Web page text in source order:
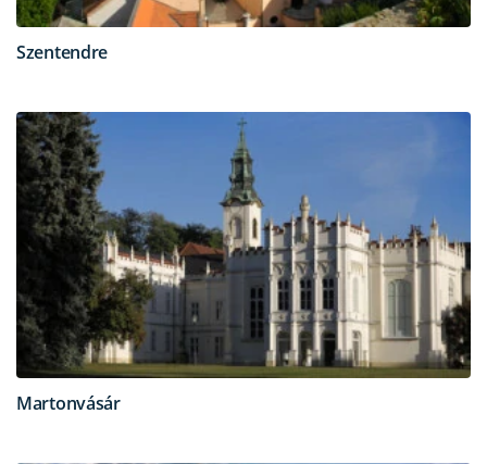
Szentendre
Martonvásár